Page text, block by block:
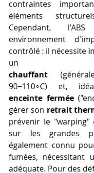
contraintes
éléments
Cependant,
environnement
contrôlé : il nécessite
chauffant
enceinte fermée
gérer son retrait
prévenir le "warping"
sur les grandes
également connu
fumées, nécessitant
adéquate. Pour des